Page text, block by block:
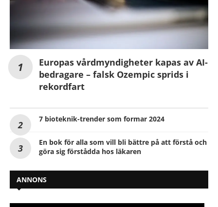
Europas vårdmyndigheter kapas av AI-
bedragare – falsk Ozempic sprids i
rekordfart
7 bioteknik-trender som formar 2024
En bok för alla som vill bli bättre på att förstå och
göra sig förstådda hos läkaren
ANNONS